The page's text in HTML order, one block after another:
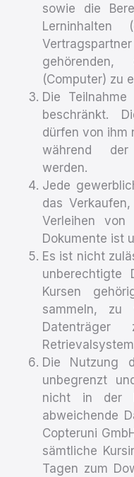
sowie die
gehörenden,
(Computer) zu
Die
beschränkt.
dürfen von ihm
während
werden.
Jede
das
Verleihen von
Dokumente ist
Es ist nicht
unberechtigte
Kursen
sammeln, zu
Die Nutzung
unbegrenzt
nicht in der
abweichende
Copteruni
sämtliche
Tagen zum